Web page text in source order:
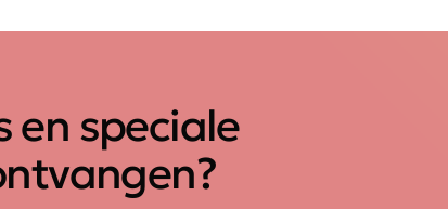
en speciale